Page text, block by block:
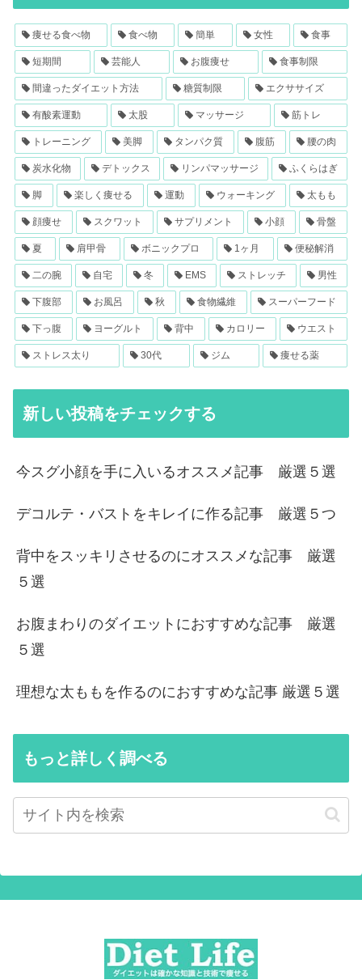
痩せる食べ物 食べ物 簡単 女性 食事
短期間 芸能人 お腹痩せ 食事制限
間違ったダイエット方法 糖質制限 エクササイズ
有酸素運動 太股 マッサージ 筋トレ
トレーニング 美脚 タンパク質 腹筋 腰の肉
炭水化物 デトックス リンパマッサージ ふくらはぎ
脚 楽しく痩せる 運動 ウォーキング 太もも
顔痩せ スクワット サプリメント 小顔 骨盤
夏 肩甲骨 ボニックプロ 1ヶ月 便秘解消
二の腕 自宅 冬 EMS ストレッチ 男性
下腹部 お風呂 秋 食物繊維 スーパーフード
下っ腹 ヨーグルト 背中 カロリー ウエスト
ストレス太り 30代 ジム 痩せる薬
新しい投稿をチェックする
今スグ小顔を手に入いるオススメ記事 厳選５選
デコルテ・バストをキレイに作る記事 厳選５つ
背中をスッキリさせるのにオススメな記事 厳選
５選
お腹まわりのダイエットにおすすめな記事 厳選
５選
理想な太ももを作るのにおすすめな記事 厳選５選
もっと詳しく調べる